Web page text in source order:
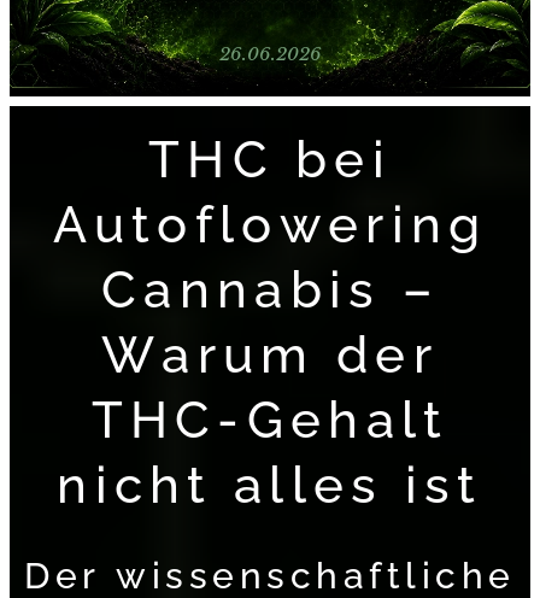
26.06.2026
THC bei
Autoflowering
Cannabis –
Warum der
THC-Gehalt
nicht alles ist
Der wissenschaftliche